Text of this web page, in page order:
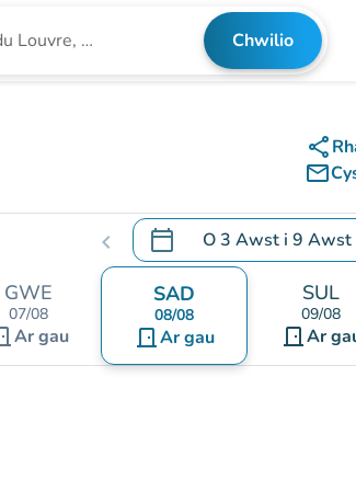
Chwilio
share
mail_outline
chevron_left calendar_today O3 Awst i 9 Awst
.Agor y calendr i newid
GWE
07/08
Ar gau
SAD
08/08
door_frontAr gau
SUL
09/08
door_front Ar